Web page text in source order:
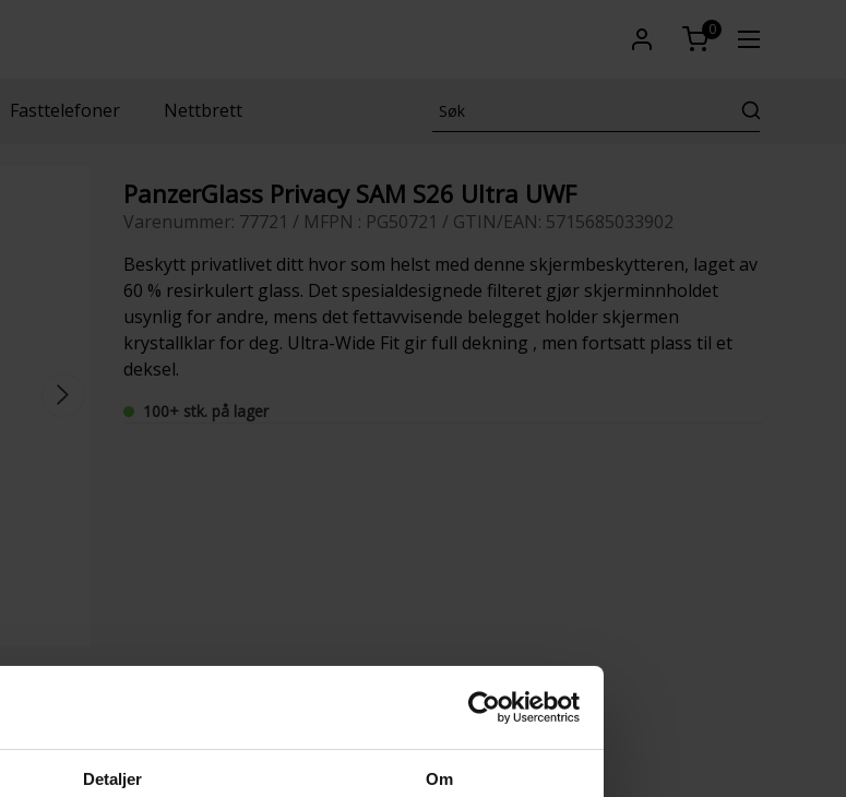
Detaljer Om
0
Fasttelefoner Nettbrett
PanzerGlass Privacy SAM S26 Ultra UWF
Varenummer: 77721 / MFPN : PG50721 / GTIN/EAN: 5715685033902
Beskytt privatlivet ditt hvor som helst med denne skjermbeskytteren, laget av
60 % resirkulert glass. Det spesialdesignede filteret gjør skjerminnholdet
usynlig for andre, mens det fettavvisende belegget holder skjermen
krystallklar for deg. Ultra-Wide Fit gir full dekning , men fortsatt plass til et
deksel.
100+ stk. på lager